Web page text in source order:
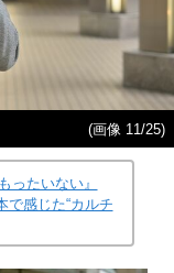
(画像 11/25)
ったいない』
感じた“カルチ